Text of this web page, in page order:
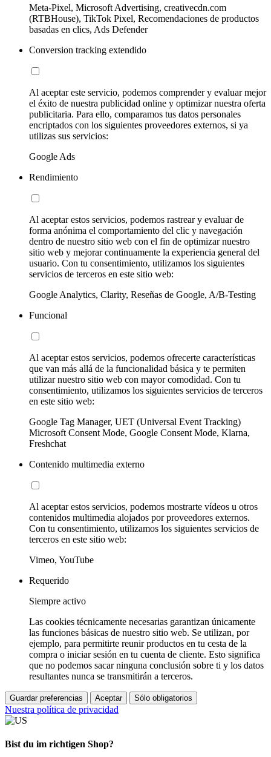
Meta-Pixel, Microsoft Advertising, creativecdn.com
(RTBHouse), TikTok Pixel, Recomendaciones de productos
basadas en clics, Ads Defender
Conversion tracking extendido
Al aceptar este servicio, podemos comprender y evaluar mejor
el éxito de nuestra publicidad online y optimizar nuestra oferta
publicitaria. Para ello, comparamos tus datos personales
encriptados con los siguientes proveedores externos, si ya
utilizas sus servicios:
Google Ads
Rendimiento
Al aceptar estos servicios, podemos rastrear y evaluar de
forma anónima el comportamiento del clic y navegación
dentro de nuestro sitio web con el fin de optimizar nuestro
sitio web y mejorar continuamente la experiencia general del
usuario. Con tu consentimiento, utilizamos los siguientes
servicios de terceros en este sitio web:
Google Analytics, Clarity, Reseñas de Google, A/B-Testing
Funcional
Al aceptar estos servicios, podemos ofrecerte características
que van más allá de la funcionalidad básica y te permiten
utilizar nuestro sitio web con mayor comodidad. Con tu
consentimiento, utilizamos los siguientes servicios de terceros
en este sitio web:
Google Tag Manager, UET (Universal Event Tracking)
Microsoft Consent Mode, Google Consent Mode, Klarna,
Freshchat
Contenido multimedia externo
Al aceptar estos servicios, podemos mostrarte vídeos u otros
contenidos multimedia alojados por proveedores externos.
Con tu consentimiento, utilizamos los siguientes servicios de
terceros en este sitio web:
Vimeo, YouTube
Requerido
Siempre activo
Las cookies técnicamente necesarias garantizan únicamente
las funciones básicas de nuestro sitio web. Se utilizan, por
ejemplo, para permitirte reunir productos en tu cesta de la
compra o iniciar sesión en tu cuenta de cliente. Esto significa
que no podemos sacar ninguna conclusión sobre ti y los datos
resultantes nunca se transmitirán a terceros.
Guardar preferencias Aceptar Sólo obligatorios
Nuestra política de privacidad
Bist du im richtigen Shop?